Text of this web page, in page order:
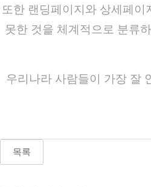
또한 랜딩페이지와 상세페
못한 것을 체계적으로 분류
우리나라 사람들이 가장 잘
목록